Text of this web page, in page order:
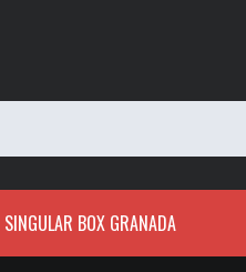
BOX GRANADA